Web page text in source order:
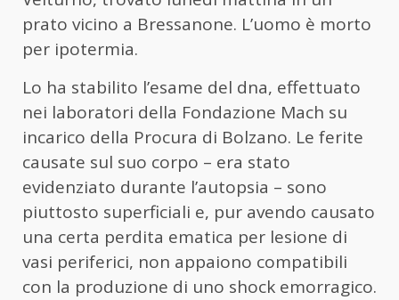
prato vicino a Bressanone. L’uomo è morto
per ipotermia.
Lo ha stabilito l’esame del dna, effettuato
nei laboratori della Fondazione Mach su
incarico della Procura di Bolzano. Le ferite
causate sul suo corpo – era stato
evidenziato durante l’autopsia – sono
piuttosto superficiali e, pur avendo causato
una certa perdita ematica per lesione di
vasi periferici, non appaiono compatibili
con la produzione di uno shock emorragico.